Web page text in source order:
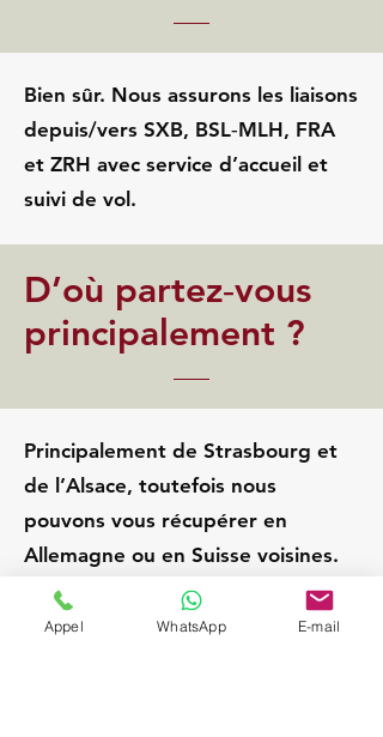
Bien sûr. Nous assurons les liaisons
depuis/vers SXB, BSL‑MLH, FRA
et ZRH avec service d’accueil et
suivi de vol.
D’où partez‑vous
principalement ?
Principalement de Strasbourg et
de l’Alsace, toutefois nous
pouvons vous récupérer en
Allemagne ou en Suisse voisines.
Rust (Europa‑Park)
Appel WhatsApp E-mail